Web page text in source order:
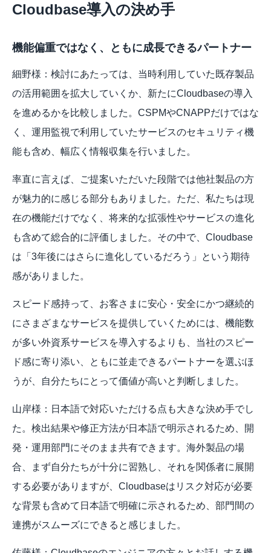
Cloudbase導入の決め手
機能偏重ではなく、ともに成長できるパートナー
細野様：検討にあたっては、当時利用していた既存製品
の活用範囲を拡大していくか、新たにCloudbaseの導入
を進めるかを比較しました。CSPMやCNAPPだけではな
く、運用監視で利用していたサービスのセキュリティ機
能も含め、幅広く情報収集を行いました。
率直に言えば、ご提案いただいた段階では他社製品の方
が魅力的に感じる部分もありました。ただ、私たちは現
在の機能だけでなく、将来的な拡張性やサービスの進化
も含めて総合的に評価しました。その中で、Cloudbase
は「3年後にはさらに進化しているだろう」という期待
感がありました。
スピード感持って、お客さまに安心・安全にかつ継続的
にさまざまなサービスを提供していくためには、機能数
が多い外資系サービスを導入するよりも、当社のスピー
ド感に寄り添い、ともに並走できるパートナーを選ぶほ
うが、自分たちにとって価値が高いと判断しました。
山岸様：日本語で対応いただける点も大きな決め手でし
た。検出結果や修正方法が日本語で明示されるため、開
発・運用部門にそのまま共有できます。海外製品の場
合、まず自分たちが十分に習熟し、それを関係者に展開
する必要がありますが、Cloudbaseはリスク対応が必要
な背景も含めて日本語で明確に示されるため、部門間の
連携がスムーズにできると感じました。